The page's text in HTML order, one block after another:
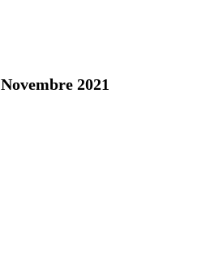
Novembre 2021